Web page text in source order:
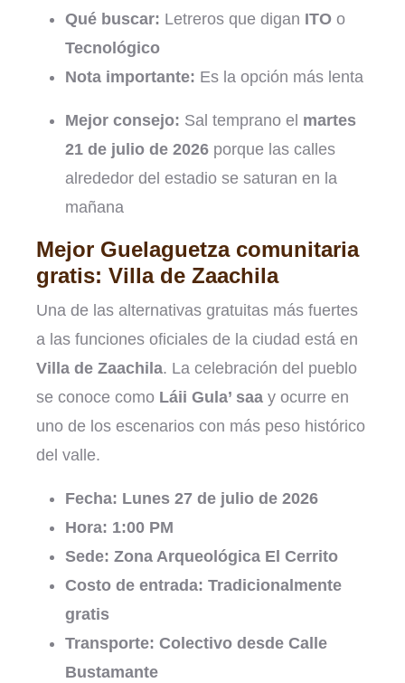
Qué buscar: Letreros que digan ITO o
Tecnológico
Nota importante: Es la opción más lenta
Mejor consejo: Sal temprano el martes
21 de julio de 2026 porque las calles
alrededor del estadio se saturan en la
mañana
Mejor Guelaguetza comunitaria
gratis: Villa de Zaachila
Una de las alternativas gratuitas más fuertes
a las funciones oficiales de la ciudad está en
Villa de Zaachila. La celebración del pueblo
se conoce como Láii Gula’ saa y ocurre en
uno de los escenarios con más peso histórico
del valle.
Fecha: Lunes 27 de julio de 2026
Hora: 1:00 PM
Sede: Zona Arqueológica El Cerrito
Costo de entrada: Tradicionalmente
gratis
Transporte: Colectivo desde Calle
Bustamante